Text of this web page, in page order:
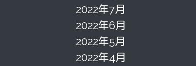
2022年7月
2022年6月
2022年5月
2022年4月